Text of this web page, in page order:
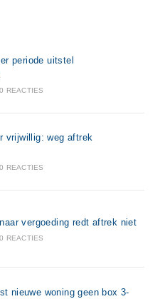
periode uitstel
0 REACTIES
vrijwillig: weg aftrek
0 REACTIES
vergoeding redt aftrek niet
0 REACTIES
nieuwe woning geen box 3-